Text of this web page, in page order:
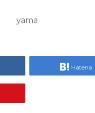
yama
Hatena